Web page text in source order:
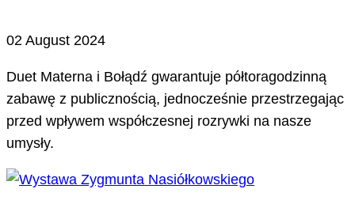
02 August 2024
Duet Materna i Bołądź gwarantuje półtoragodzinną
zabawę z publicznością, jednocześnie przestrzegając
przed wpływem współczesnej rozrywki na nasze
umysły.